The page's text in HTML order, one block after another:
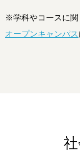
※学科やコースに関
オープンキャンパス